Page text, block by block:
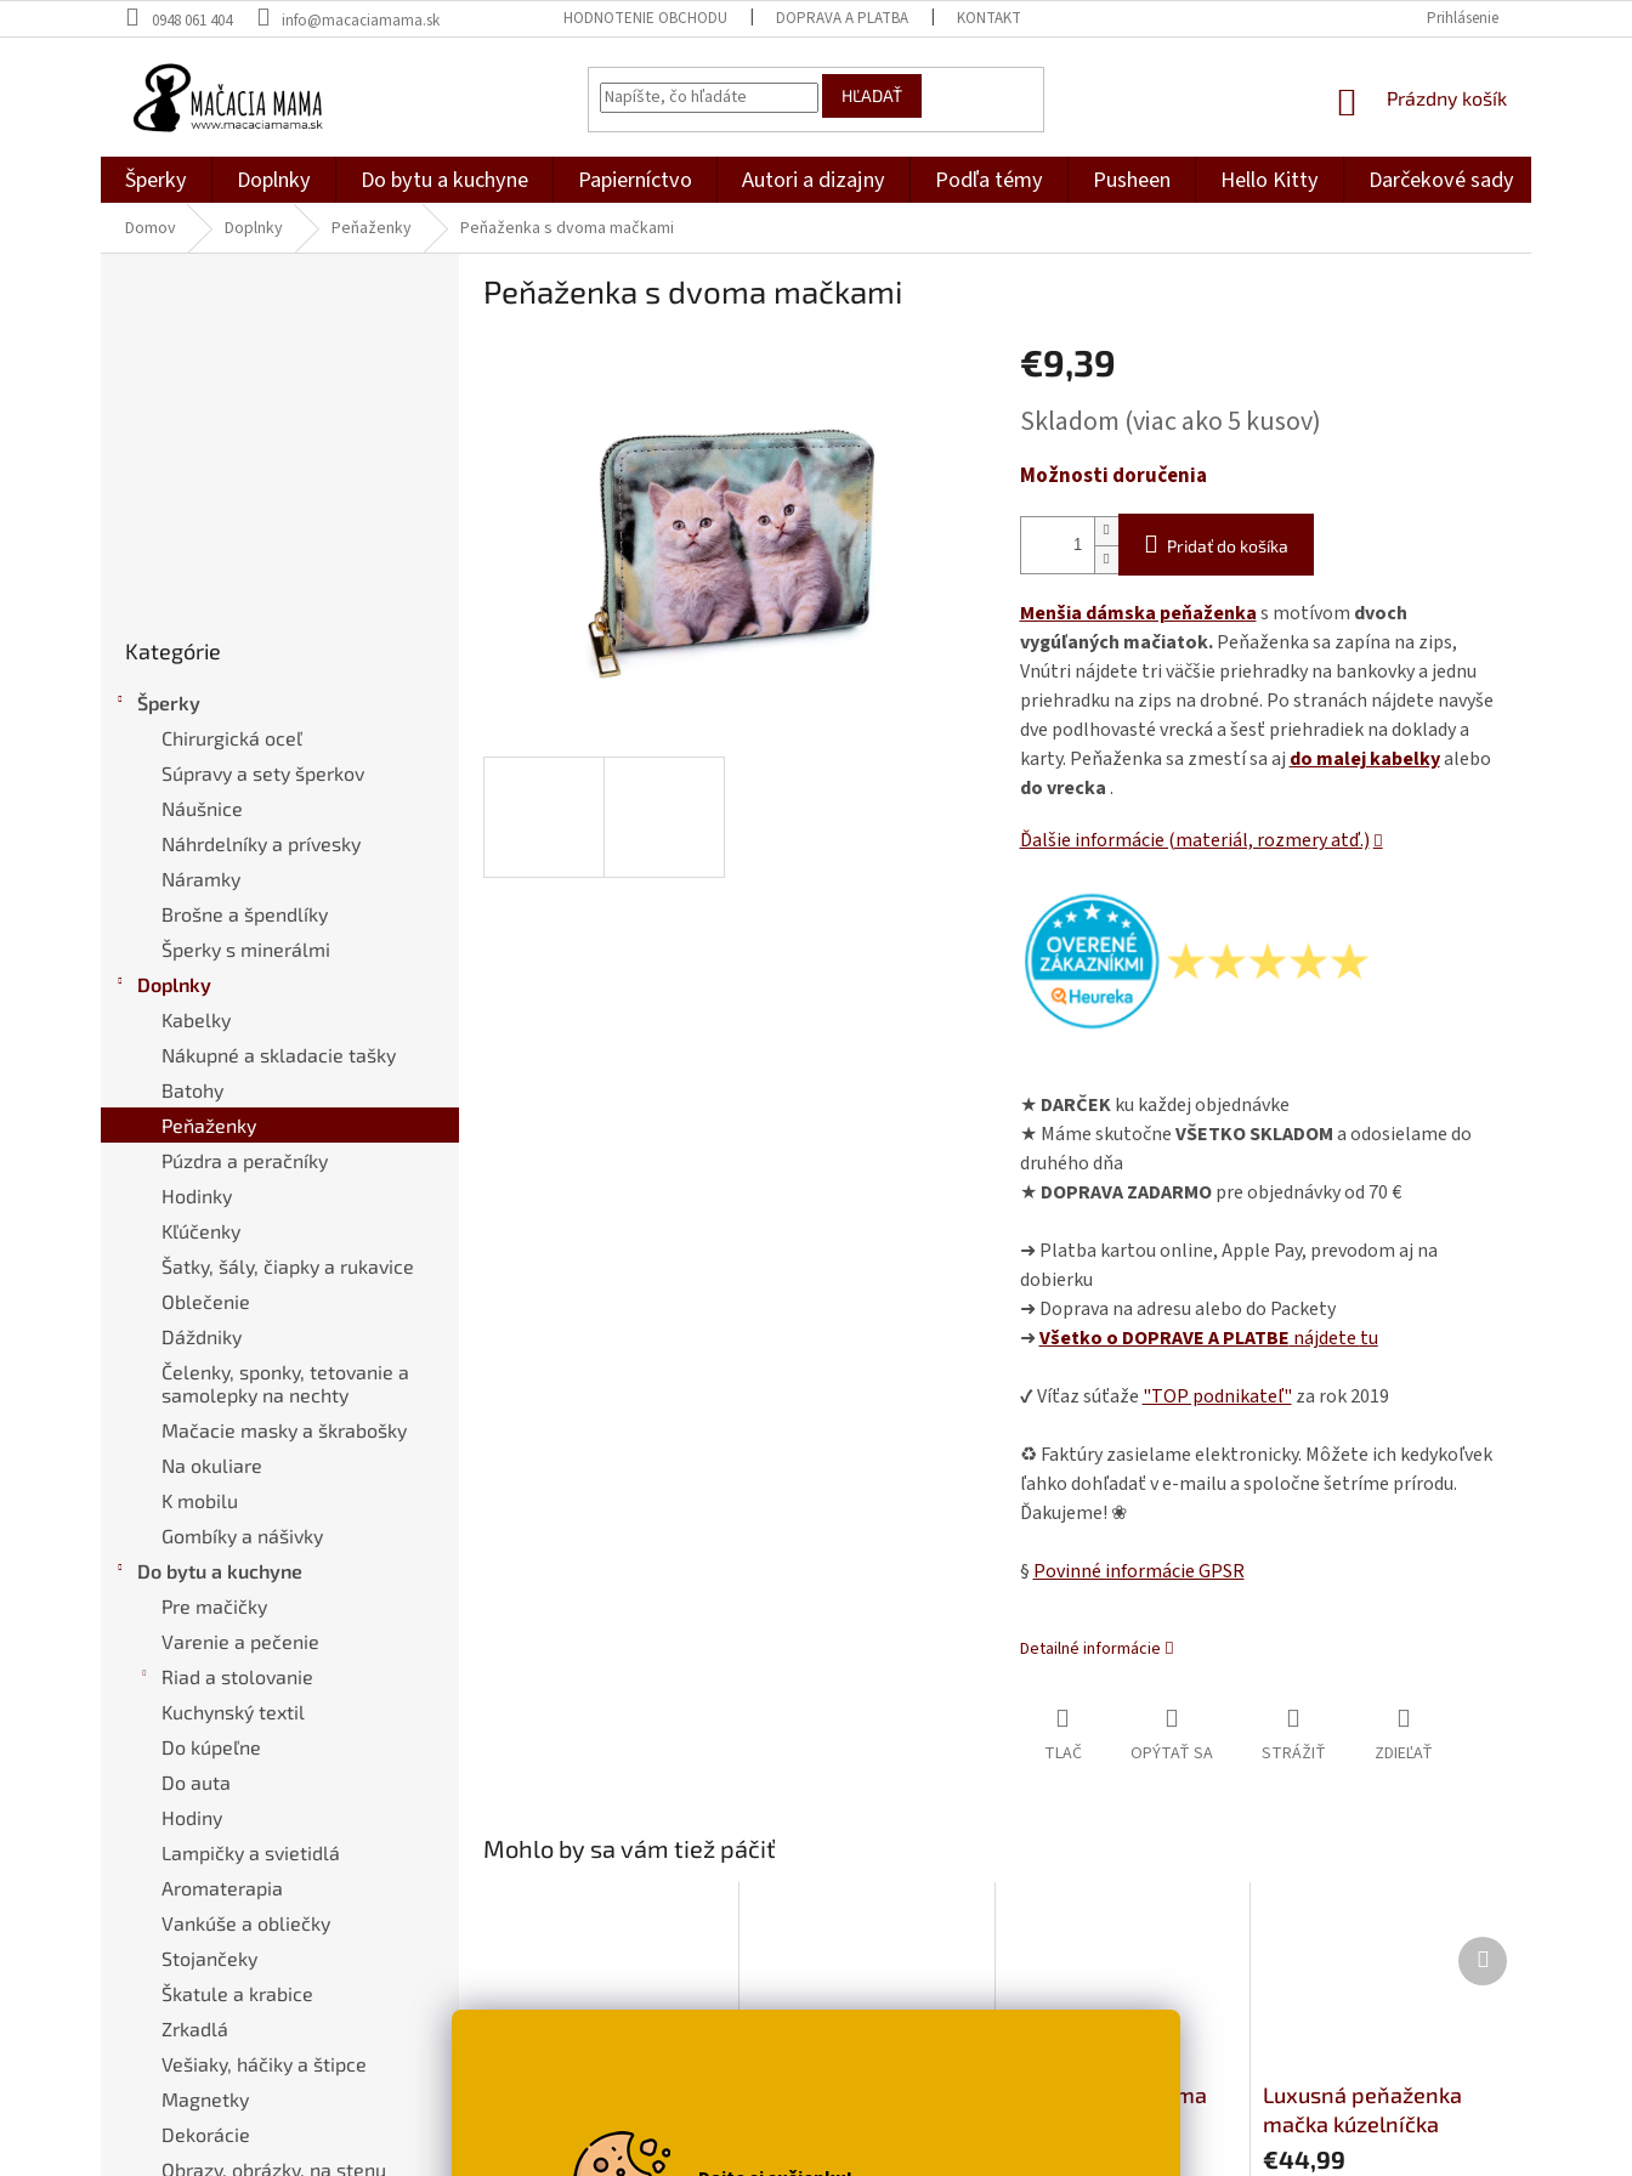
na
0948 061 404 info@macaciamama.sk HODNOTENIE OBCHODU DOPRAVA A PLATBA KONTAKT Prihlásenie
HĽADAŤ
NÁKUPNÝ
Prázdny košík
Šperky Doplnky Do bytu a kuchyne Papierníctvo Autori a dizajny Podľa témy Pusheen Hello Kitty Darčekové sady
Domov Doplnky Peňaženky Peňaženka s dvoma mačkami
kategórie
Kategórie
Šperky
Chirurgická oceľ
Súpravy a sety šperkov
Náušnice
Náhrdelníky a prívesky
Náramky
Brošne a špendlíky
Šperky s minerálmi
Doplnky
Kabelky
Nákupné a skladacie tašky
Batohy
Peňaženky
Púzdra a peračníky
Hodinky
Kľúčenky
Šatky, šály, čiapky a rukavice
Oblečenie
Dáždniky
Čelenky, sponky, tetovanie a
samolepky na nechty
Mačacie masky a škrabošky
Na okuliare
K mobilu
Gombíky a nášivky
Do bytu a kuchyne
Pre mačičky
Varenie a pečenie
Riad a stolovanie
Kuchynský textil
Do kúpeľne
Do auta
Hodiny
Lampičky a svietidlá
Aromaterapia
Vankúše a obliečky
Stojančeky
Škatule a krabice
Zrkadlá
Vešiaky, háčiky a štipce
Magnetky
Dekorácie
Obrazy, obrázky, na stenu
Peňaženka s dvoma mačkami
€9,39
cena:
Skladom (viac ako 5 kusov)
Možnosti doručenia
Pridať do košíka
Menšia dámska peňaženkas motívom dvoch
vygúľaných mačiatok.Peňaženka sa zapína na zips,
Vnútri nájdete tri väčšie priehradky na bankovky a jednu
priehradku na zips na drobné. Po stranách nájdete navyše
dve podlhovasté vrecká a šesť priehradiek na doklady a
karty. Peňaženka sa zmestí sa ajdo malej kabelkyalebo
do vrecka .
Ďalšie informácie (materiál, rozmery atď.)
★ DARČEKku každej objednávke
★ Máme skutočneVŠETKO SKLADOMa odosielame do
druhého dňa
★ DOPRAVA ZADARMOpre objednávky od 70 €
➜ Platba kartou online, Apple Pay, prevodom aj na
dobierku
➜ Doprava na adresu alebo do Packety
➜Všetko o DOPRAVE A PLATBE nájdete tu
✔ Víťaz súťaže "TOP podnikateľ" za rok 2019
♻ Faktúry zasielame elektronicky. Môžete ich kedykoľvek
ľahko dohľadať v e-mailu a spoločne šetríme prírodu.
Ďakujeme! ❀
§ Povinné informácie GPSR
Detailné informácie
TLAČ OPÝTAŤ SA STRÁŽIŤ ZDIEĽAŤ
Mohlo by sa vám tiež páčiť
€44,99
Peňaženka s dvoma
Luxusná peňaženka
mačka kúzelníčka
€44,99
Ďalší
produkt